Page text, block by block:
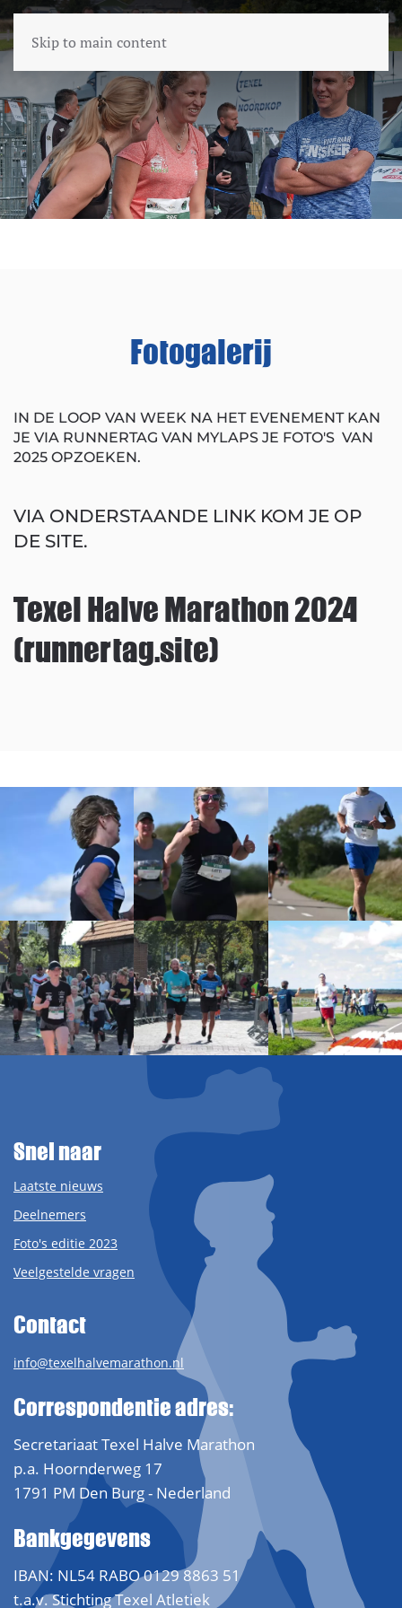
Skip to main content
Fotogalerij
IN DE LOOP VAN WEEK NA HET EVENEMENT KAN
JE VIA RUNNERTAG VAN MYLAPS JE FOTO'S VAN
2025 OPZOEKEN.
VIA ONDERSTAANDE LINK KOM JE OP
DE SITE.
Texel Halve Marathon 2024
(runnertag.site)
Snel naar
Laatste nieuws
Deelnemers
Foto's editie 2023
Veelgestelde vragen
Contact
info@texelhalvemarathon.nl
Correspondentie adres:
Secretariaat Texel Halve Marathon
p.a. Hoornderweg 17
1791 PM Den Burg - Nederland
Bankgegevens
IBAN: NL54 RABO 0129 8863 51
t.a.v. Stichting Texel Atletiek